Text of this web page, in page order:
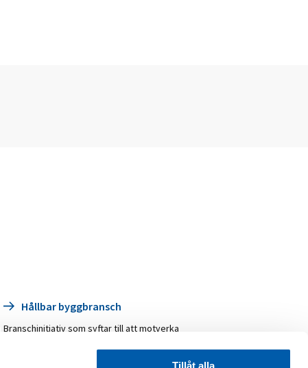
Tillåt alla
Hållbar byggbransch
Branschinitiativ som syftar till att motverka
verka för en sund konkurrens och att